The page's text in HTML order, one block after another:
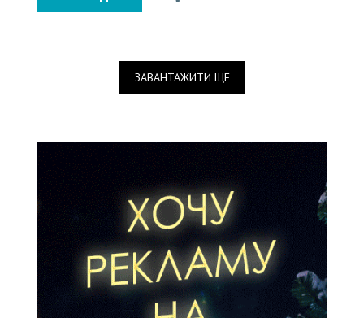
ЗАВАНТАЖИТИ ЩЕ